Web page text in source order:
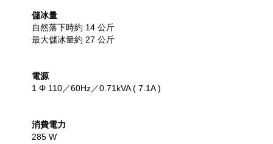
儲冰量
自然落下時約 14 公斤
最大儲冰量約 27 公斤
電源
1 Φ 110／60Hz／0.71kVA ( 7.1A )
消費電力
285 W